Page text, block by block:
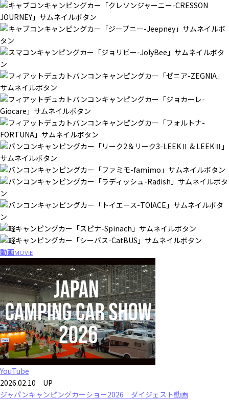
動画MOVIE
YouTube
2026.02.10 UP
ジャパンキャンピングカーショー2026 ダイジェスト動画